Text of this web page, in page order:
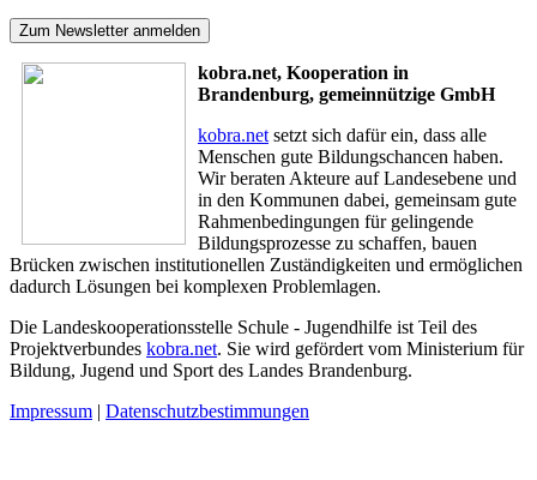
kobra.net, Kooperation in
Brandenburg, gemeinnützige GmbH
kobra.net setzt sich dafür ein, dass alle
Menschen gute Bildungschancen haben.
Wir beraten Akteure auf Landesebene und
in den Kommunen dabei, gemeinsam gute
Rahmenbedingungen für gelingende
Bildungsprozesse zu schaffen, bauen
Brücken zwischen institutionellen Zuständigkeiten und ermöglichen
dadurch Lösungen bei komplexen Problemlagen.
Die Landeskooperationsstelle Schule - Jugendhilfe ist Teil des
Projektverbundes kobra.net. Sie wird gefördert vom Ministerium für
Bildung, Jugend und Sport des Landes Brandenburg.
Impressum | Datenschutzbestimmungen